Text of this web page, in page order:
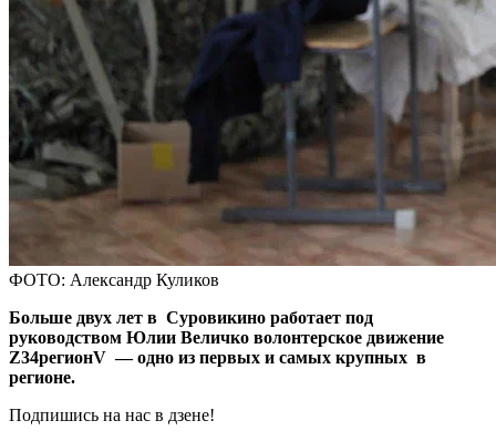
ФОТО: Александр Куликов
Больше двух лет в Суровикино работает под
руководством Юлии Величко волонтерское движение
Z34регионV — одно из первых и самых крупных в
регионе.
Подпишись на нас в дзене!